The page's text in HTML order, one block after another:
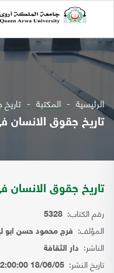
الرئيسية المكتبة
تاريخ جقوق الانسان
تاريخ جقوق الانسان
رقم الكتاب: 5328
المؤلف: فرج محمود حسن ابو
الناشر: دار الثقافة
تاريخ النشر: 18/06/05 12:00:00 AM